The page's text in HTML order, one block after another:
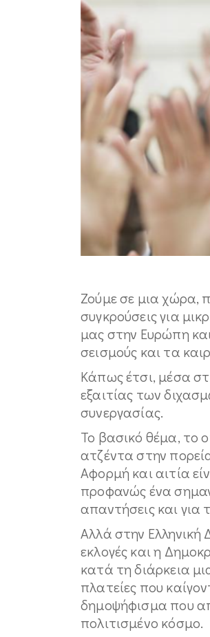
Ζούμε σε μια χώρα,
συγκρούσεις για
μας στην Ευρώπη
σεισμούς και τα
Κάπως έτσι, μέσα
εξαιτίας των
συνεργασίας.
Το βασικό θέμα, το
ατζέντα στην
Αφορμή και αιτία
προφανώς ένα
απαντήσεις και για
Αλλά στην Ελληνική
εκλογές και η
κατά τη διάρκεια
πλατείες που
δημοψήφισμα που
πολιτισμένο κόσμο.